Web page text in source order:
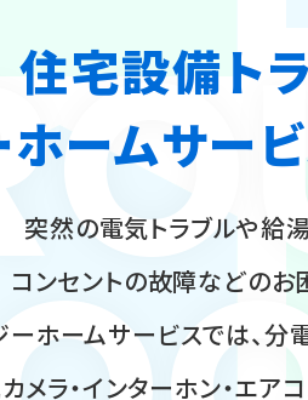
住宅設備ト
ームサー
突然の電気トラブルや給
コンセントの故障などのお
ホームサービスでは、分電
メラ・インターホン・エア